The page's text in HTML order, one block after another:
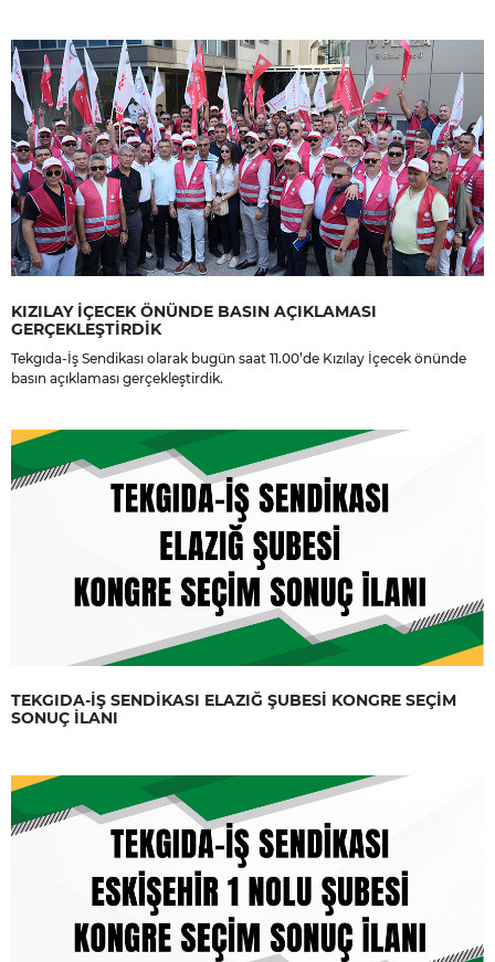
KIZILAY İÇECEK ÖNÜNDE BASIN AÇIKLAMASI
GERÇEKLEŞTİRDİK
Tekgıda-İş Sendikası olarak bugün saat 11.00’de Kızılay İçecek önünde
basın açıklaması gerçekleştirdik.
TEKGIDA-İŞ SENDİKASI ELAZIĞ ŞUBESİ KONGRE SEÇİM
SONUÇ İLANI